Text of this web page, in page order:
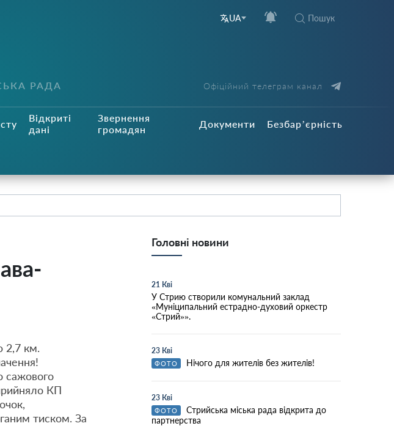
UA Пошук
РАДА Офіційний телеграм канал
Відкриті
дані
Звернення
громадян
Документи Безбар’єрність
2,7 км.
сажового
КП
тиском. За
Головні новини
21 Кві
У Стрию створили комунальний заклад
«Муніципальний естрадно-духовий оркестр
«Стрий»».
23 Кві
ФОТО Нічого для жителів без жителів!
23 Кві
ФОТО
Стрийська міська рада відкрита до
партнерства